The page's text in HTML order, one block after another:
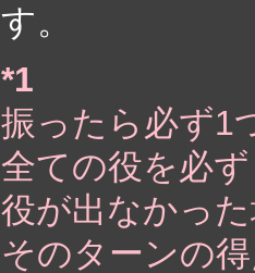
す。
*1
振ったら必ず1
全ての役を必
役が出なかっ
そのターンの